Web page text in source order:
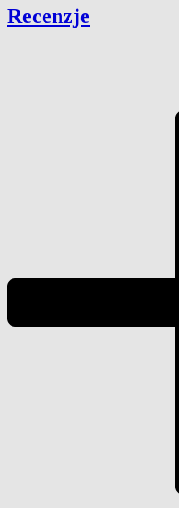
Recenzje